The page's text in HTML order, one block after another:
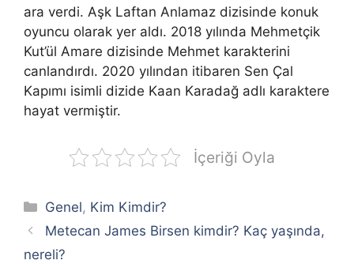
ara verdi. Aşk Laftan Anlamaz dizisinde konuk
oyuncu olarak yer aldı. 2018 yılında Mehmetçik
Kut’ül Amare dizisinde Mehmet karakterini
canlandırdı. 2020 yılından itibaren Sen Çal
Kapımı isimli dizide Kaan Karadağ adlı karaktere
hayat vermiştir.
İçeriği Oyla
Kategoriler
Genel, Kim Kimdir?
Metecan James Birsen kimdir? Kaç yaşında,
nereli?